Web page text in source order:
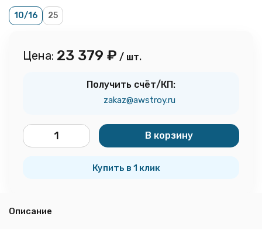
10/16 25
Цена: 23 379 ₽ / шт.
Получить счёт/КП:
zakaz@awstroy.ru
В корзину
Купить в 1 клик
Описание